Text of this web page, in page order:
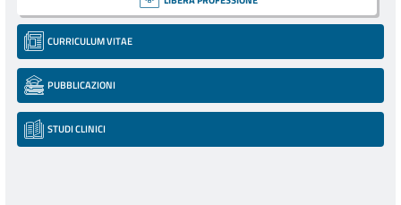
CURRICULUM VITAE
PUBBLICAZIONI
STUDI CLINICI